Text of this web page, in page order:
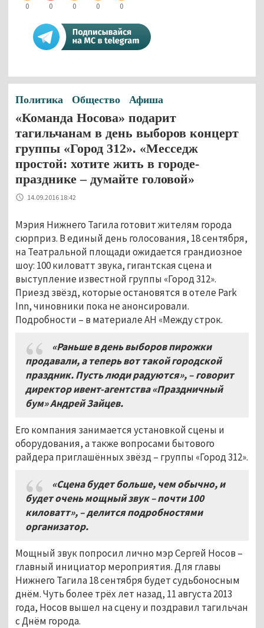
0 0 0 0 0
Политика Общество Афиша
«Команда Носова» подарит
тагильчанам в день выборов концерт
группы «Город 312». «Месседж
простой: хотите жить в городе-
празднике – думайте головой»
14.09.2016 18:42
Мэрия Нижнего Тагила готовит жителям города
сюрприз. В единый день голосования, 18 сентября,
на Театральной площади ожидается грандиозное
шоу: 100 киловатт звука, гигантская сцена и
выступление известной группы «Город 312».
Приезд звёзд, которые остановятся в отеле Park
Inn, чиновники пока не анонсировали.
Подробности – в материале АН «Между строк.
«Раньше в день выборов пирожки
продавали, а теперь вот такой городской
праздник. Пусть люди радуются», –говорит
директор ивент-агентства «Праздничный
бум» Андрей Зайцев.
Его компания занимается установкой сцены и
оборудования, а также вопросами бытового
райдера приглашённых звёзд – группы «Город 312».
«Сцена будет больше, чем обычно, и
будет очень мощный звук – почти 100
киловатт», –делится подробностями
организатор.
Мощный звук попросил лично мэр Сергей Носов –
главный инициатор мероприятия. Для главы
Нижнего Тагила 18 сентября будет судьбоносным
днём. Чуть более трёх лет назад, 11 августа 2013
года, Носов вышел на сцену и поздравил тагильчан
с Днём города.